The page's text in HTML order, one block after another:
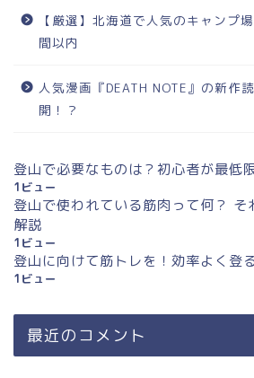
【厳選】北海道で人気のキャンプ
間以内
人気漫画『DEATH NOTE』の新作
開！？
登山で必要なものは？初心者が最低
1ビュー
登山で使われている筋肉って何？ そ
解説
1ビュー
登山に向けて筋トレを！効率よく登
1ビュー
最近のコメント